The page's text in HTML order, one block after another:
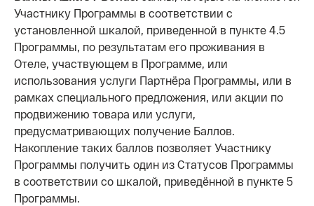
Участнику Программы в соответствии с
установленной шкалой, приведенной в пункте 4.5
Программы, по результатам его проживания в
Отеле, участвующем в Программе, или
использования услуги Партнёра Программы, или в
рамках специального предложения, или акции по
продвижению товара или услуги,
предусматривающих получение Баллов.
Накопление таких баллов позволяет Участнику
Программы получить один из Статусов Программы
в соответствии со шкалой, приведённой в пункте 5
Программы.